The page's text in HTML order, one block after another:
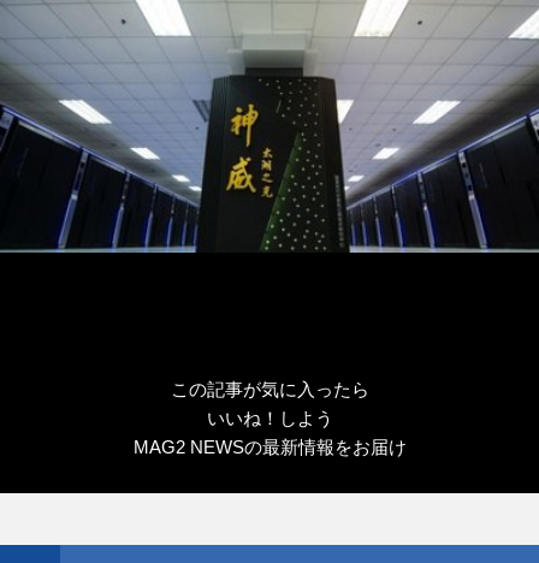
この記事が気に入ったら
いいね！しよう
MAG2 NEWSの最新情報をお届け